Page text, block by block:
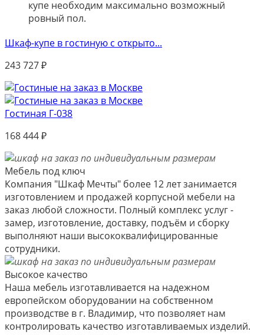
купе необходим максимально возможный
ровный пол.
Шкаф-купе в гостиную с открыто...
243 727₽
Гостиная Г-038
168 444₽
Мебель под ключ
Компания "Шкаф Мечты" более 12 лет занимается
изготовлением и продажей корпусной мебели на
заказ любой сложности. Полный комплекс услуг -
замер, изготовление, доставку, подъём и сборку
выполняют наши высококвалифицированные
сотрудники.
Высокое качество
Наша мебель изготавливается на надежном
европейском оборудовании на собственном
производстве в г. Владимир, что позволяет нам
контролировать качество изготавливаемых изделий.